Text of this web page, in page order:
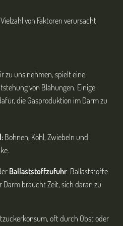
von Faktoren verursacht
zu uns nehmen, spielt eine
von Blähungen. Einige
die Gasproduktion im Darm zu
: Bohnen, Kohl, Zwiebeln und
Ballaststoffzufuhr. Ballaststoffe
Darm braucht Zeit, sich daran zu
oft durch Obst oder